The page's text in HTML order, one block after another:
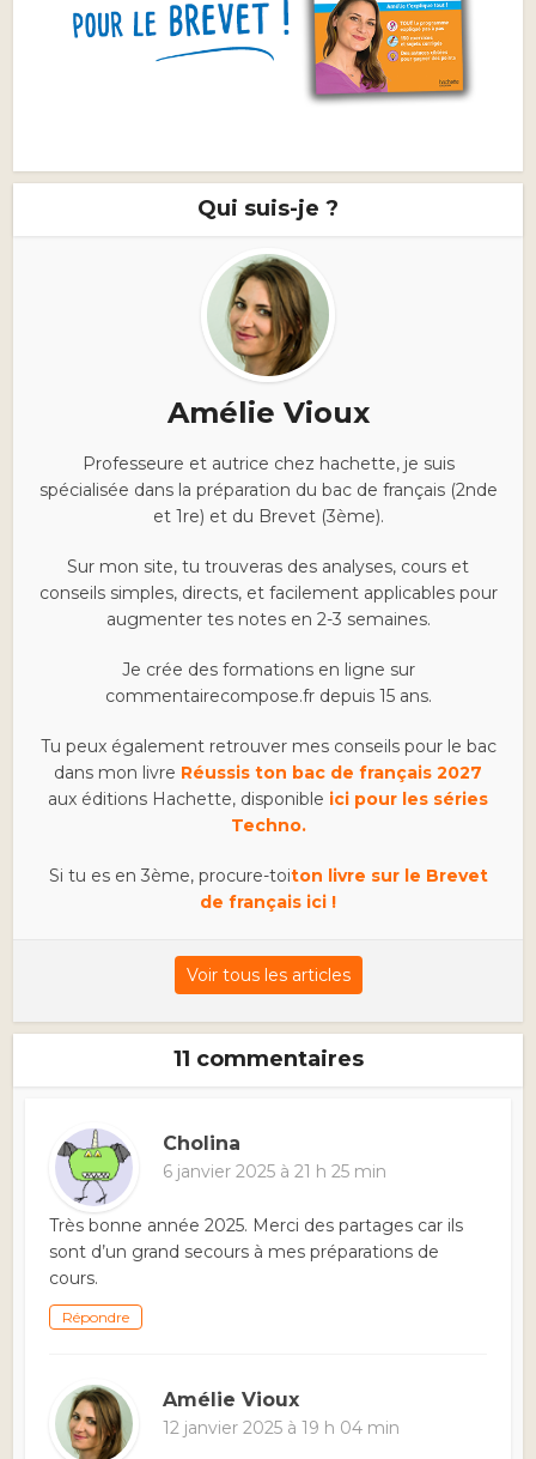
Qui suis-je ?
Amélie Vioux
Professeure et autrice chez hachette, je suis
spécialisée dans la préparation du bac de français (2nde
et 1re) et du Brevet (3ème).
Sur mon site, tu trouveras des analyses, cours et
conseils simples, directs, et facilement applicables pour
augmenter tes notes en 2-3 semaines.
Je crée des formations en ligne sur
commentairecompose.fr depuis 15 ans.
Tu peux également retrouver mes conseils pour le bac
dans mon livre Réussis ton bac de français 2027
aux éditions Hachette, disponible ici pour les séries
Techno.
Si tu es en 3ème, procure-toiton livre sur le Brevet
de français ici !
Voir tous les articles
11 commentaires
Cholina
6 janvier 2025 à 21 h 25 min
Très bonne année 2025. Merci des partages car ils
sont d’un grand secours à mes préparations de
cours.
Répondre
Amélie Vioux
12 janvier 2025 à 19 h 04 min